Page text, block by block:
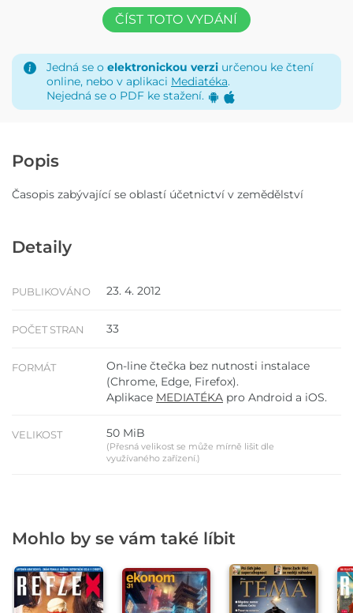
ČÍST TOTO VYDÁNÍ
Jedná se o elektronickou verzi určenou ke čtení
online, nebo v aplikaci Mediatéka.
Nejedná se o PDF ke stažení.
Popis
Časopis zabývající se oblastí účetnictví v zemědělství
Detaily
PUBLIKOVÁNO 23. 4. 2012
POČET STRAN 33
FORMÁT
On-line čtečka bez nutnosti instalace
(Chrome, Edge, Firefox).
Aplikace MEDIATÉKA pro Android a iOS.
VELIKOST 50 MiB
(Přesná velikost se může mírně lišit dle
využívaného zařízení.)
Mohlo by se vám také líbit